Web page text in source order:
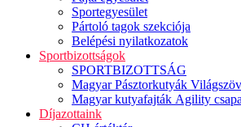
Sportegyesület
Pártoló tagok szekciója
Belépési nyilatkozatok
Sportbizottságok
SPORTBIZOTTSÁG
Magyar Pásztorkutyák
Magyar kutyafajták Agility
Díjazottaink